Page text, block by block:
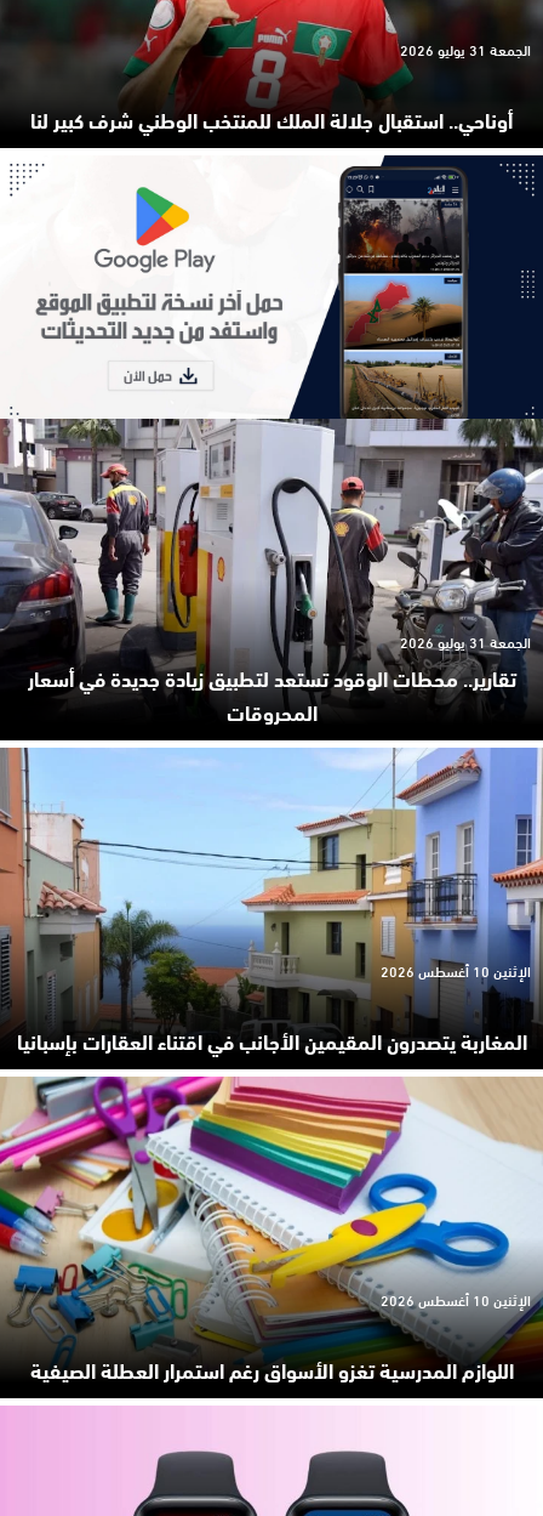
أوناحي.. استقبال جلالة الملك للمنتخب الوطني شرف كبير لنا
الجمعة 31 يوليو 2026
تقارير.. محطات الوقود تستعد لتطبيق زيادة جديدة في أسعار
المحروقات
الجمعة 31 يوليو 2026
المغاربة يتصدرون المقيمين الأجانب في اقتناء العقارات بإسبانيا
الإثنين 10 أغسطس 2026
اللوازم المدرسية تغزو الأسواق رغم استمرار العطلة الصيفية
الإثنين 10 أغسطس 2026